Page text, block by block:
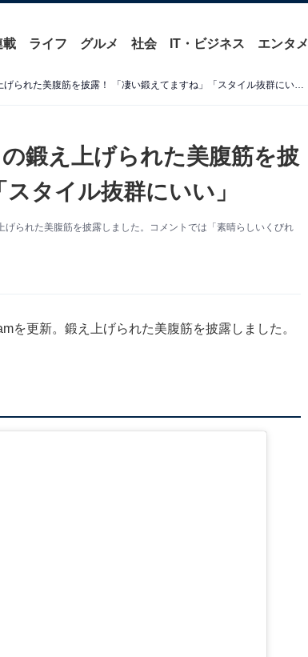
載 ライフ グルメ 社会 IT・ビジネス エンタメ
スザンヌ、“正月酒太り”からの鍛え上げられた美腹筋を披露！ 「凄い鍛えてますね」「スタイル抜群にいい」
鍛え上げられた美腹筋を披
タイル抜群にいい」
られた美腹筋を披露しました。コメントでは「素晴らしいくびれ
を更新。鍛え上げられた美腹筋を披露しました。